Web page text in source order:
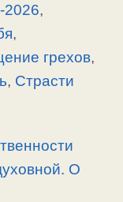
2026,
,
грехов,
, Страсти
О